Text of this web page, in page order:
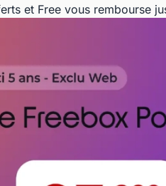
et Free vous rembourse